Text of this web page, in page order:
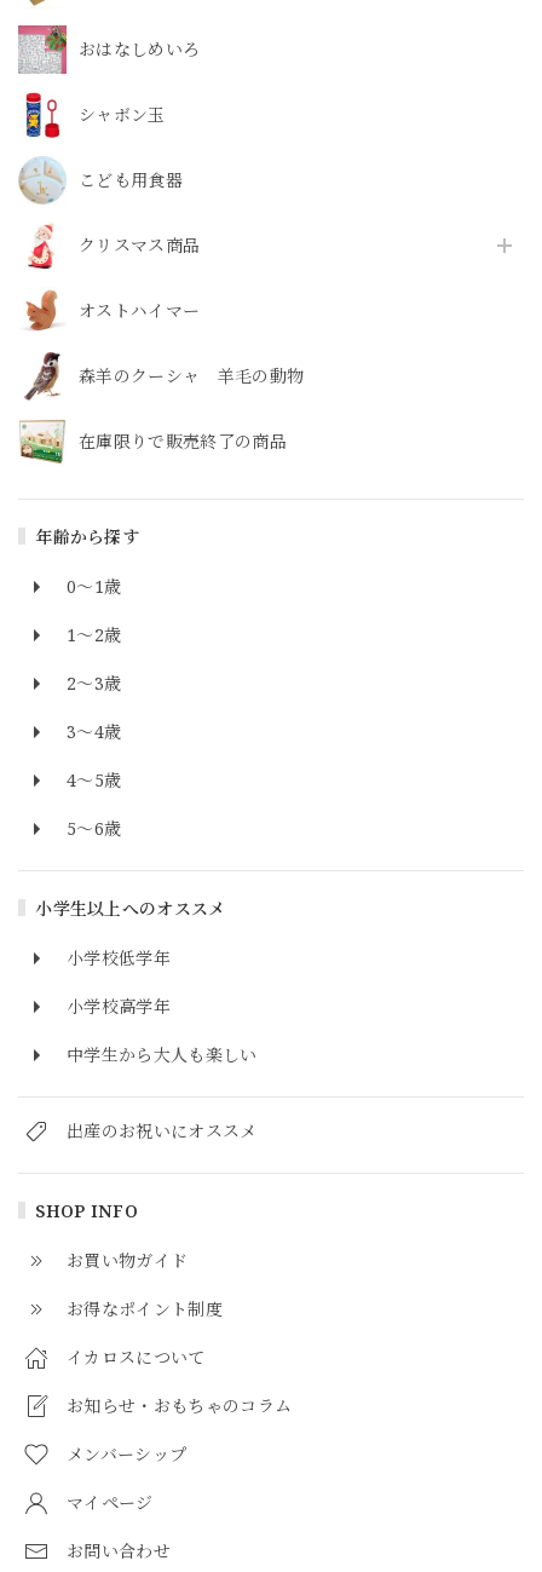
おはなしめいろ
シャボン玉
こども用食器
クリスマス商品
オストハイマー
森羊のクーシャ 羊毛の動物
在庫限りで販売終了の商品
年齢から探す
0～1歳
1～2歳
2～3歳
3～4歳
4～5歳
5～6歳
小学生以上へのオススメ
小学校低学年
小学校高学年
中学生から大人も楽しい
出産のお祝いにオススメ
SHOP INFO
お買い物ガイド
お得なポイント制度
イカロスについて
お知らせ・おもちゃのコラム
メンバーシップ
マイページ
お問い合わせ